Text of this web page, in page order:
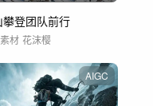
攀登团队前行
材 花沫樱
AIGC